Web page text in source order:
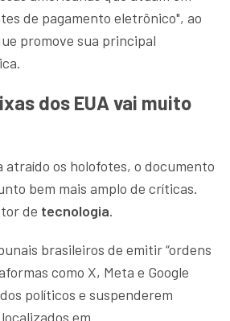
de pagamento eletrônico", ao
promove sua principal
dos EUA vai muito
atraído os holofotes, o documento
bem mais amplo de críticas.
de tecnologia.
brasileiros de emitir “ordens
como X, Meta e Google
políticos e suspenderem
em